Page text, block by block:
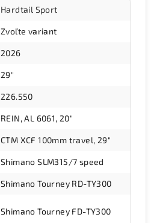
Hardtail Sport
Zvoľte variant
2026
29"
226.550
REIN, AL 6061, 20"
CTM XCF 100mm travel, 29"
Shimano SLM315/7 speed
Shimano Tourney RD-TY300
Shimano Tourney FD-TY300